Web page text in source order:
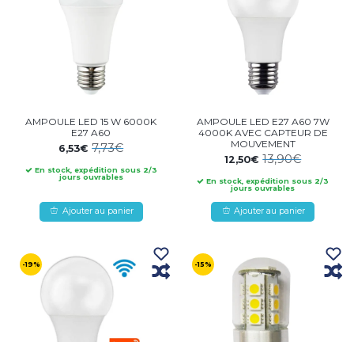
AMPOULE LED 15 W 6000K
E27 A60
6,53€7,73€
En stock, expédition sous 2/3
jours ouvrables
Ajouter au panier
AMPOULE LED E27 A60 7W
4000K AVEC CAPTEUR DE
MOUVEMENT
12,50€13,90€
En stock, expédition sous 2/3
jours ouvrables
Ajouter au panier
-19% -15%